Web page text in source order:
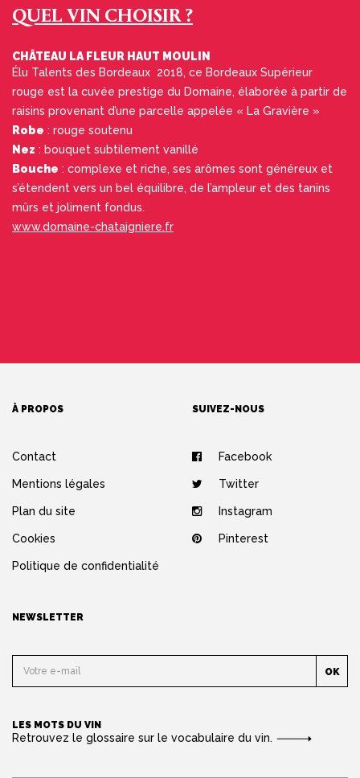
QUEL VIN CHOISIR ?
CHÂTEAU LA FLEUR HAUT MOULIN
Élu Talents des Bordeaux 2018, ce Bordeaux Supérieur
rouge est la cuvée prestige du Domaine, élaborée à partir de
raisins provenant d’une parcelle appelée « La Gravière »
Robe : rouge soutenu
Nez : bouquet subtilement vanillé
Bouche : complexe et riche, ses arômes sont généreux et
s’étendent vers un bel équilibre, de l’ampleur et des tanins
mûrs et joliment fondus.
www.domaine-chataigniere.fr
À PROPOS
Contact
Mentions légales
Plan du site
Cookies
Politique de confidentialité
SUIVEZ-NOUS
Facebook
Twitter
Instagram
Pinterest
NEWSLETTER
OK
LES MOTS DU VIN
Retrouvez le glossaire sur le vocabulaire du vin.